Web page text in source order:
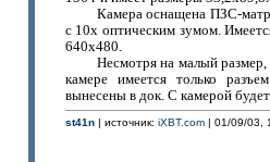
Камера оснащена ПЗС-
с 10х оптическим зумом.
640х480.
Несмотря на малый
камере имеется только
вынесены в док. С камерой
st41n| источник: iXBT.com| 01/09/03,